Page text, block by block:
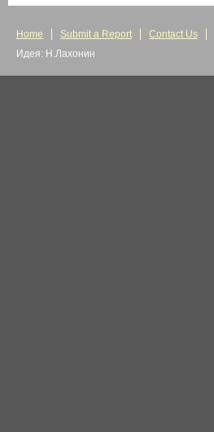
Home Submit a Report Contact Us
Идея: Н.Лахонин